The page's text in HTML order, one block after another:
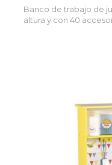
Banco de trabajo de
altura y con 40